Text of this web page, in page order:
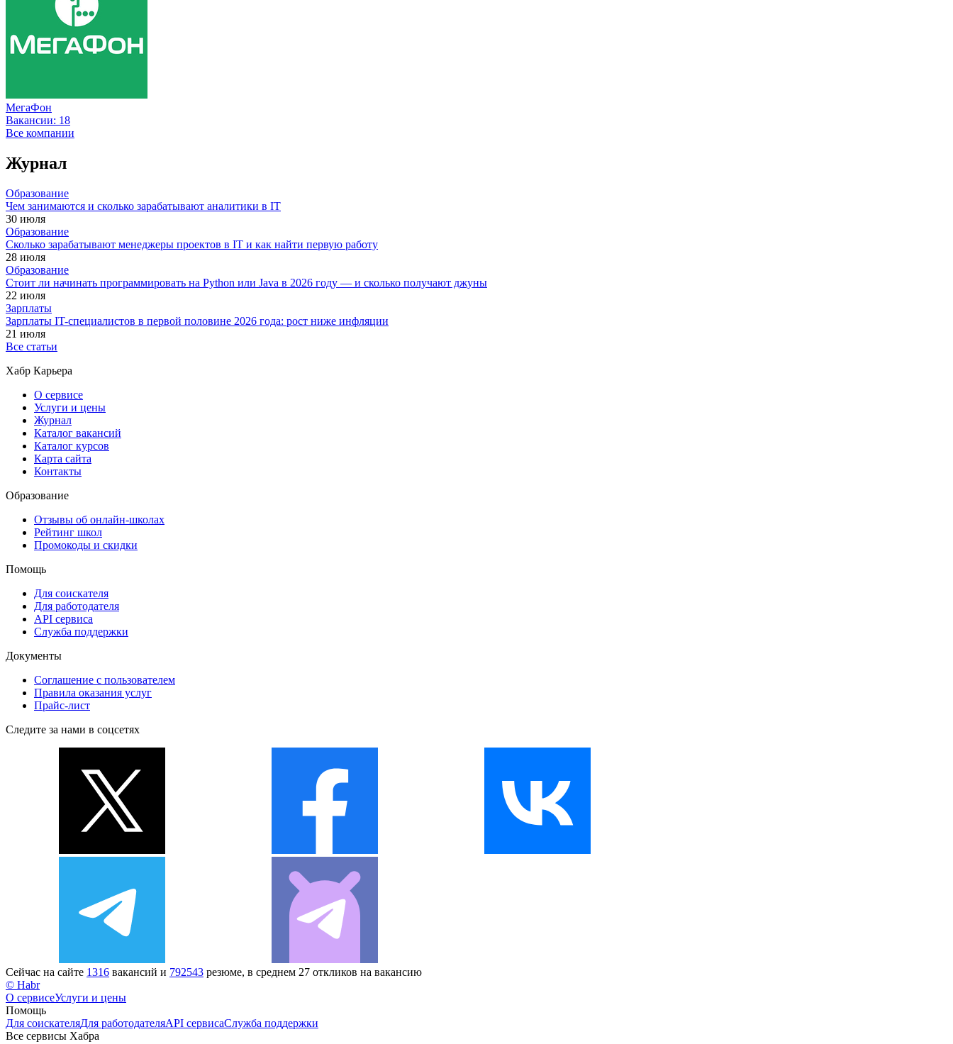
МегаФон
Вакансии: 18
Все компании
Журнал
Образование
Чем занимаются и сколько зарабатывают аналитики в IT
30 июля
Образование
Сколько зарабатывают менеджеры проектов в IT и как найти первую работу
28 июля
Образование
Стоит ли начинать программировать на Python или Java в 2026 году — и сколько получают джуны
22 июля
Зарплаты
Зарплаты IT-специалистов в первой половине 2026 года: рост ниже инфляции
21 июля
Все статьи
Хабр Карьера
О сервисе
Услуги и цены
Журнал
Каталог вакансий
Каталог курсов
Карта сайта
Контакты
Образование
Отзывы об онлайн-школах
Рейтинг школ
Промокоды и скидки
Помощь
Для соискателя
Для работодателя
API сервиса
Служба поддержки
Документы
Соглашение с пользователем
Правила оказания услуг
Прайс-лист
Следите за нами в соцсетях
Сейчас на сайте 1316 вакансий и 792543 резюме, в среднем 27 откликов на вакансию
© Habr
О сервисеУслуги и цены
Помощь
Для соискателяДля работодателяAPI сервисаСлужба поддержки
Все сервисы Хабра